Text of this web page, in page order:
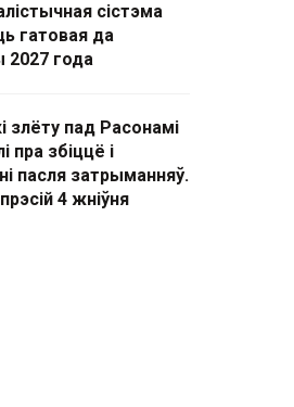
сістэма
гатовая да
2027 года
злёту пад Расонамі
пра збіццё і
пасля затрыманняў.
4 жніўня